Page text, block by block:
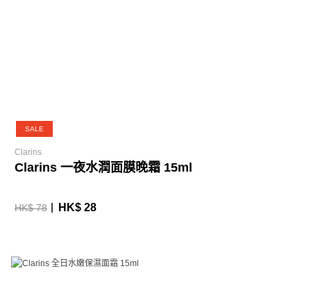
SALE
Clarins
Clarins 一夜水潤面膜晚霜 15ml
HK$ 78 HK$ 28